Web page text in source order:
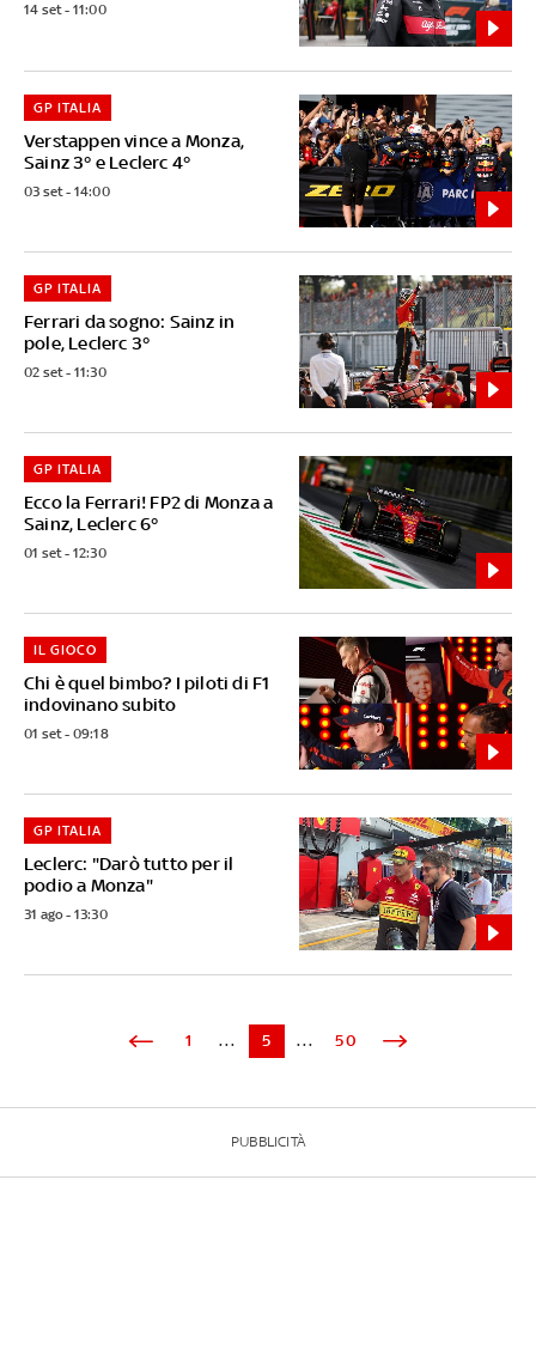
14 set - 11:00
Verstappen vince a Monza,
Sainz 3° e Leclerc 4°
GP ITALIA
03 set - 14:00
Ferrari da sogno: Sainz in
pole, Leclerc 3°
GP ITALIA
02 set - 11:30
Ecco la Ferrari! FP2 di Monza a
Sainz, Leclerc 6°
GP ITALIA
01 set - 12:30
Chi è quel bimbo? I piloti di F1
indovinano subito
IL GIOCO
01 set - 09:18
Leclerc: "Darò tutto per il
podio a Monza"
GP ITALIA
31 ago - 13:30
1 ... 5 ... 50
PUBBLICITÀ